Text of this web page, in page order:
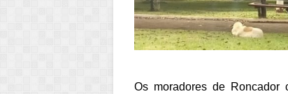
Os moradores de Roncador